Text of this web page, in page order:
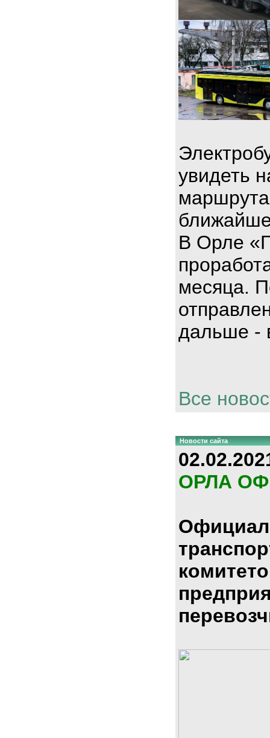
увидеть
В Орле
месяца.
дальше -
Все
Новости сайта
ОРЛА